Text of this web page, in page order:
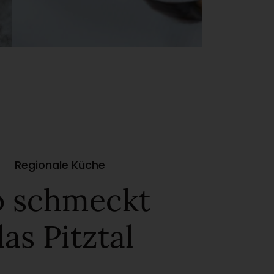
Regionale Küche
schmeckt
Pitztal